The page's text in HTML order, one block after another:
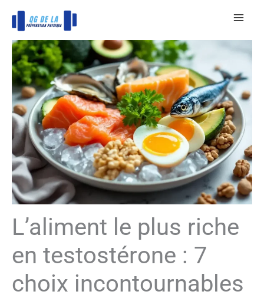
Aller
contenu
L’aliment le plus riche
en testostérone : 7
choix incontournables